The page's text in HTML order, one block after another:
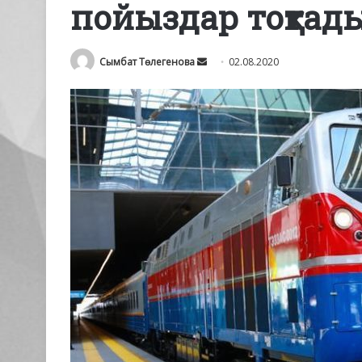
пойыздар
Сымбат Төлегенова
Send
email
02.08.2020